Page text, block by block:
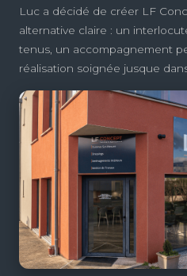
Luc a décidé de créer LF
alternative claire : un
tenus, un accompagnement
réalisation soignée jusque